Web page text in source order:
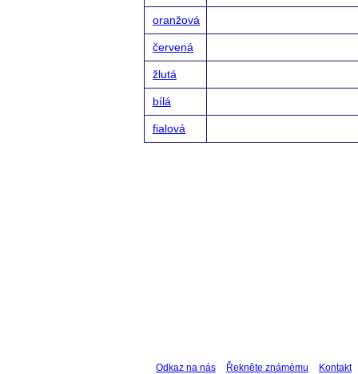
oranžová
červená
žlutá
bílá
fialová
Odkaz na nás Řekněte známému Kontakt